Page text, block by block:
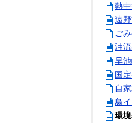
熱
遠
ご
油
早
国
自
鳥
環